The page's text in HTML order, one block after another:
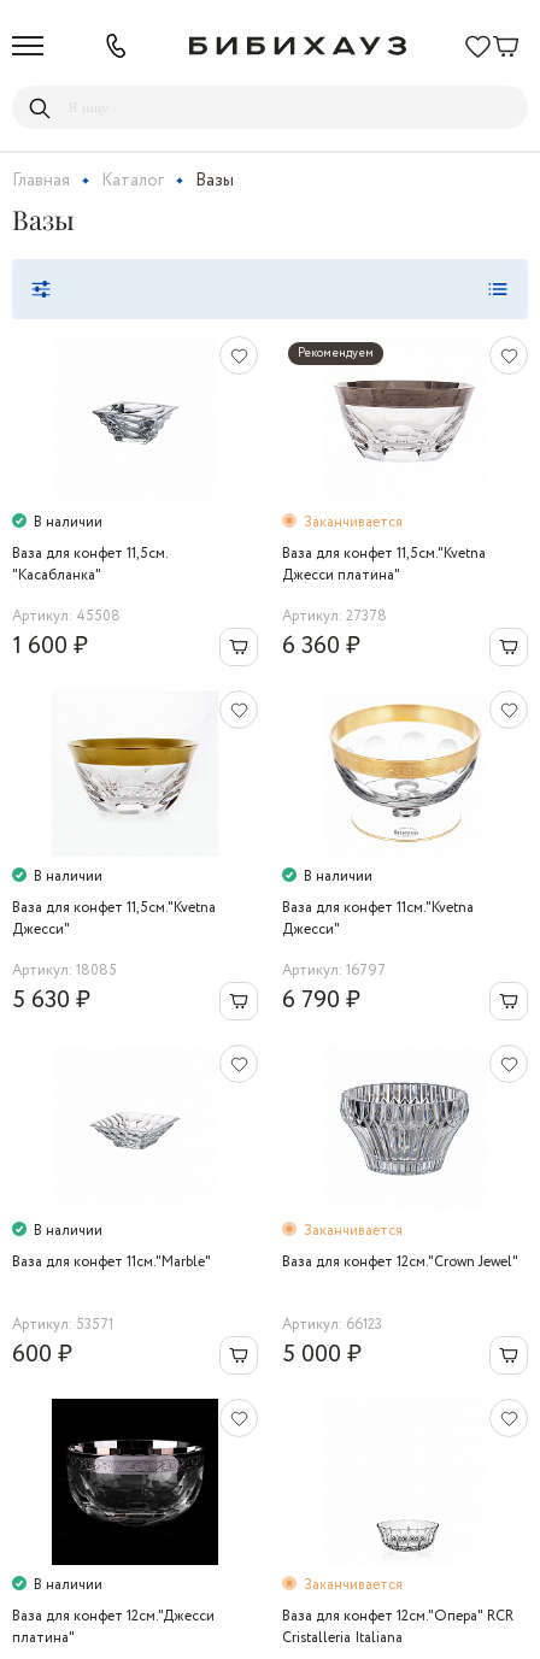
Главная Каталог Вазы
Вазы
В наличии
Ваза для конфет 11,5см.
"Касабланка"
Артикул: 45508
1 600 ₽
Рекомендуем
Заканчивается
Ваза для конфет 11,5см."Kvetna
Джесси платина"
Артикул: 27378
6 360 ₽
В наличии
Ваза для конфет 11,5см."Kvetna
Джесси"
Артикул: 18085
5 630 ₽
В наличии
Ваза для конфет 11см."Kvetna
Джесси"
Артикул: 16797
6 790 ₽
В наличии
Ваза для конфет 11см."Marble"
Артикул: 53571
600 ₽
Заканчивается
Ваза для конфет 12см."Crown Jewel"
Артикул: 66123
5 000 ₽
В наличии
Ваза для конфет 12см."Джесси
платина"
Заканчивается
Ваза для конфет 12см."Опера" RCR
Cristalleria Italiana